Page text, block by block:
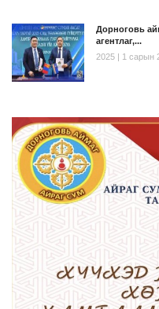
Дорноговь
агентлаг,...
2025 | 1 сарын